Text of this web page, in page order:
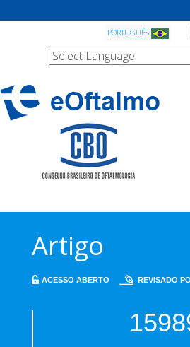
PORTUGUÊS
Artigo
ACESSO ABERTO REVISADO